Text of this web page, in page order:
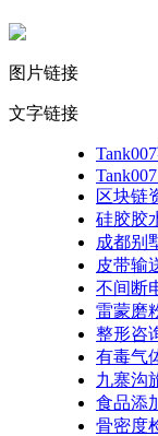
图片链接
文字链接
区块链
硅胶胶
成都别
皮带输
不间断
雷蒙磨
整形咨
有毒气
九寨沟
食品添
骨密度